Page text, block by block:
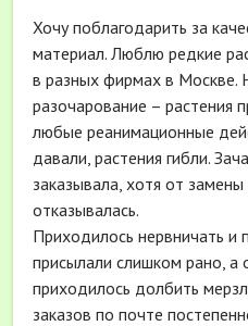
Хочу поблагодарить за
материал. Люблю редкие
в разных фирмах в Москве.
разочарование – растения
любые реанимационные
давали, растения гибли.
заказывала, хотя от замены
отказывалась.
Приходилось нервничать и
присылали слишком рано, а
приходилось долбить
заказов по почте